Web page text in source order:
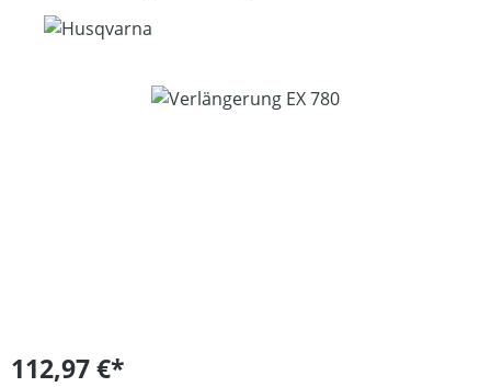
Bildergalerie überspringen
112,97 €*